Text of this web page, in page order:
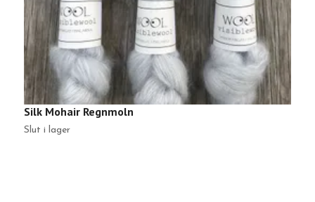
Silk Mohair Regnmoln
Slut i lager